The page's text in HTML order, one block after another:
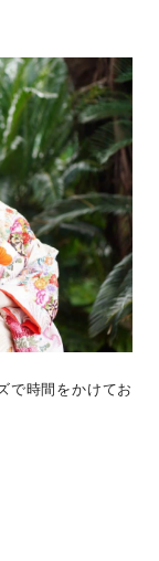
で時間をかけてお